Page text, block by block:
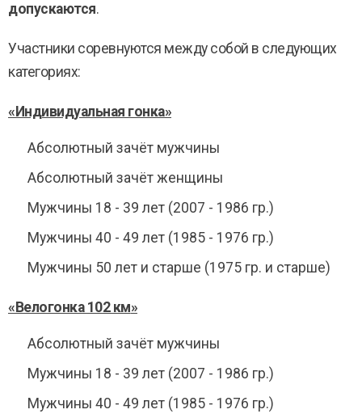
допускаются.
Участники соревнуются между собой в следующих
категориях:
«Индивидуальная гонка»
Абсолютный зачёт мужчины
Абсолютный зачёт женщины
Мужчины 18 - 39 лет (2007 - 1986 гр.)
Мужчины 40 - 49 лет (1985 - 1976 гр.)
Мужчины 50 лет и старше (1975 гр. и старше)
«Велогонка102 км»
Абсолютный зачёт мужчины
Мужчины 18 - 39 лет (2007 - 1986 гр.)
Мужчины 40 - 49 лет (1985 - 1976 гр.)